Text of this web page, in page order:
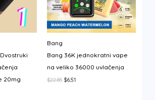
20mg
Bang
Bang 36K jednokratni vape
na veliko 36000 uvlačenja
$22.85 Izvorna
$6.51Trenutna